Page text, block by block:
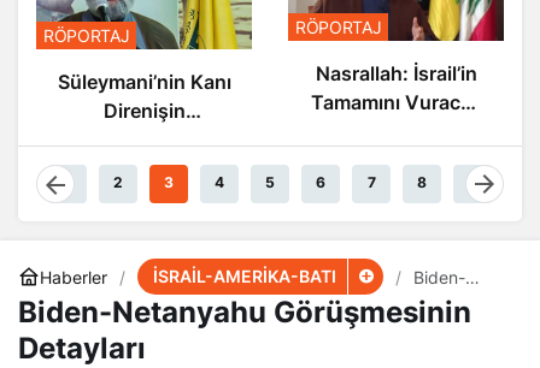
RÖPORTAJ
Süleymani’nin Kanı
Direnişin
Damarlarında
Akıyor
RÖPORTAJ
Nasrallah: İsrail’in
Tamamını Vuracak
1 2 3 4 5 6 7 8 9
Haberler İSRAİL-AMERİKA-BATI
Biden-
Netanyahu
Görüşmesini
Biden-Netanyahu Görüşmesinin
Detayları